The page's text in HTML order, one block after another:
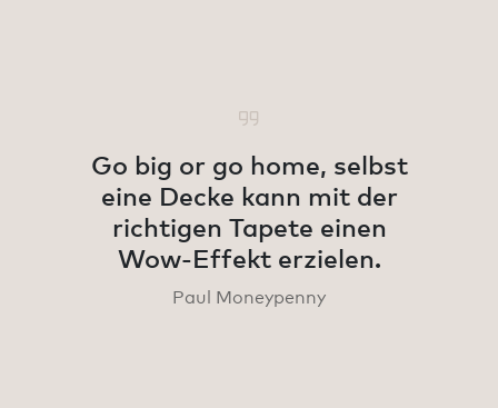
Go big or go home, selbst
eine Decke kann mit der
richtigen Tapete einen
Wow-Effekt erzielen.
Paul Moneypenny